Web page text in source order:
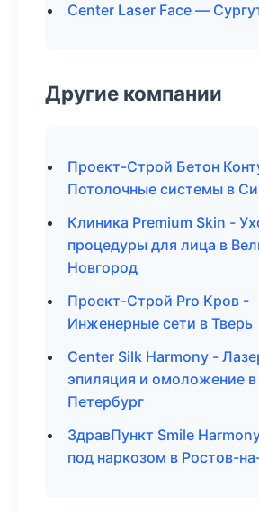
Center Laser Face —
Другие компании
Проект-Строй Бетон
Потолочные системы в
Клиника Premium Skin -
процедуры для лица в
Новгород
Проект-Строй Pro Кров -
Инженерные сети в Тверь
Center Silk Harmony -
эпиляция и омоложение
Петербург
ЗдравПункт Smile
под наркозом в Ростов-